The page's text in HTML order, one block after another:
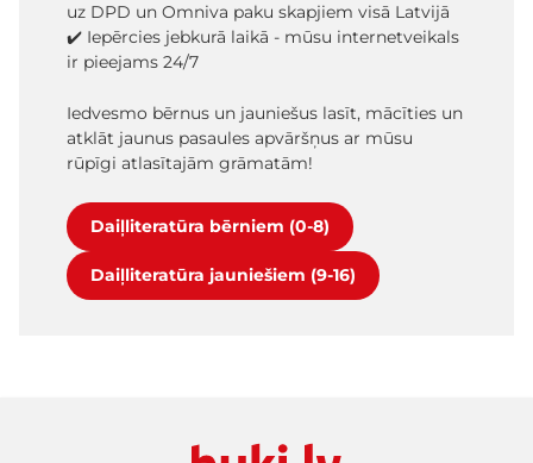
uz DPD un Omniva paku skapjiem visā Latvijā
✔️ Iepērcies jebkurā laikā - mūsu internetveikals
ir pieejams 24/7
Iedvesmo bērnus un jauniešus lasīt, mācīties un
atklāt jaunus pasaules apvāršņus ar mūsu
rūpīgi atlasītajām grāmatām!
Daiļliteratūra bērniem (0-8)
Daiļliteratūra jauniešiem (9-16)